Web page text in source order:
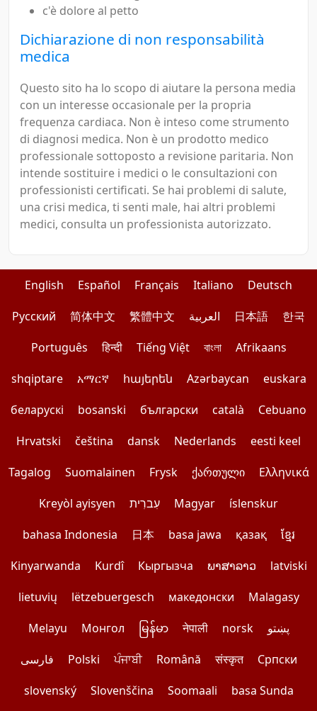
c'è dolore al petto
Dichiarazione di non responsabilità
medica
Questo sito ha lo scopo di aiutare la persona media
con un interesse occasionale per la propria
frequenza cardiaca. Non è inteso come strumento
di diagnosi medica. Non è un prodotto medico
professionale sottoposto a revisione paritaria. Non
intende sostituire i medici o le consultazioni con
professionisti certificati. Se hai problemi di salute,
una crisi medica, ti senti male, hai altri problemi
medici, consulta un professionista autorizzato.
English Español Français Italiano
Deutsch
Pусский
简体中文 繁體中文 العربية 日本語
한국
Português
हिन्दी Tiếng Việt বাংলা
Afrikaans
shqiptare
አማርኛ հայերեն Azərbaycan
euskara
беларускі
bosanski български català
Cebuano
Hrvatski
čeština dansk Nederlands
eesti keel
Tagalog
Suomalainen Frysk ქართული
Ελληνικά
Kreyòl ayisyen
עִברִית Magyar
íslenskur
bahasa Indonesia
日本 basa jawa қазақ
ខ្មែរ
Kinyarwanda
Kurdî Кыргызча ພາສາລາວ
latviski
lietuvių
lëtzebuergesch македонски
Malagasy
Melayu
Монгол မြန်မာ नेपाली norsk
پښتو
فارسی
Polski ਪੰਜਾਬੀ Română संस्कृत
Српски
slovenský
Slovenščina Soomaali basa Sunda